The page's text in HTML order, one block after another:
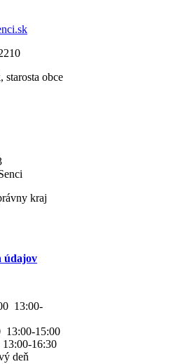
starosta obce
kraj
údajov
13:00-
13:00-15:00
16:30
deň